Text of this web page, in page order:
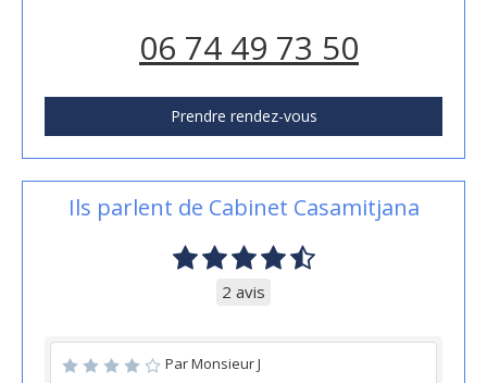
06 74 49 73 50
Prendre rendez-vous
Ils parlent de Cabinet Casamitjana
2 avis
Par Monsieur J